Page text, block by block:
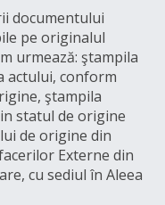
pe originalul
urmează: ştampila
actului, conform
ştampila
statul de origine
de origine din
Externe din
cu sediul în Aleea